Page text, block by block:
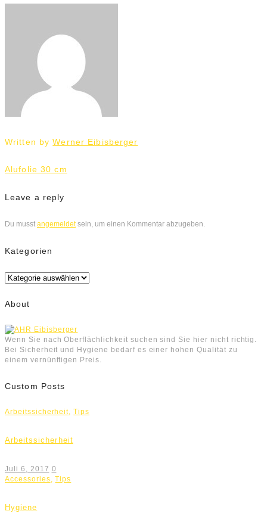
Written byWerner Eibisberger
Beitrags-
Navigation
Alufolie 30 cm
Leave a reply
Du musst angemeldetsein, um einen Kommentar abzugeben.
Kategorien
Kategorien
About
Wenn Sie nach Oberflächlichkeit suchen sind Sie hier nicht richtig.
Bei Sicherheit und Hygiene bedarf es einer hohen Qualität zu
einem vernünftigen Preis.
Custom Posts
Arbeitssicherheit,Tips
Arbeitssicherheit
Juli 6, 2017 0
Accessories ,Tips
Hygiene